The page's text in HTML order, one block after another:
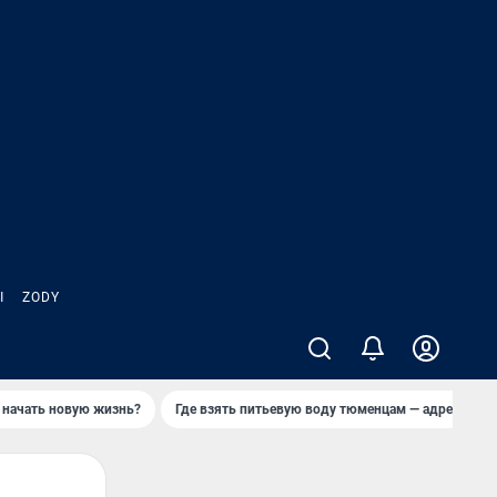
ZODY
начать новую жизнь? Где взять питьевую воду тюменцам — адреса